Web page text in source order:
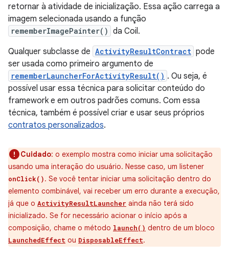
retornar à atividade de inicialização. Essa ação carrega a
imagem selecionada usando a função
rememberImagePainter() da Coil.
Qualquer subclasse de ActivityResultContract pode
ser usada como primeiro argumento de
rememberLauncherForActivityResult() . Ou seja, é
possível usar essa técnica para solicitar conteúdo do
framework e em outros padrões comuns. Com essa
técnica, também é possível criar e usar seus próprios
contratos personalizados.
Cuidado: o exemplo mostra como iniciar uma solicitação
usando uma interação do usuário. Nesse caso, um listener
onClick(). Se você tentar iniciar uma solicitação dentro do
elemento combinável, vai receber um erro durante a execução,
já que o ActivityResultLauncher ainda não terá sido
inicializado. Se for necessário acionar o início após a
composição, chame o método launch() dentro de um bloco
LaunchedEffect ou DisposableEffect.